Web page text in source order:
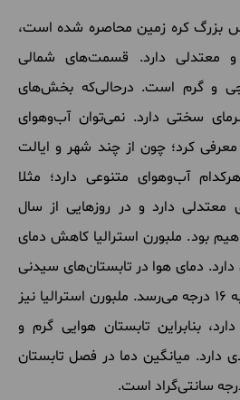
بزرگ کره زمین محاصره شده است،
و معتدلی دارد. قسمتهای شمالی
و گرم است. درحالیکه بخشهای
سختی دارد.نمیتوان آبوهوای
معرفی کرد؛ چون از چند شهر و ایالت
هرکدام آبوهوای متنوعی دارد؛ مثلا
معتدلی دارد و در روزهایی از سال
بود. ملبورن استرالیا کاهش دمای
دارد. دمای هوا در تابستانهای سیدنی
درجه میرسد. ملبورن استرالیا نیز
دارد، بنابراین تابستان هوایی گرم و
دارد. میانگین دما در فصل تابستان
سانتیگراد است.